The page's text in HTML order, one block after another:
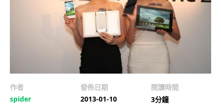
作者
spider
發佈日期
2013-01-10
閱讀時間
3分鐘